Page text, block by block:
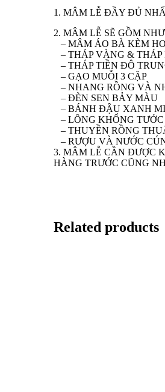
1. MÂM LỄ ĐẦY ĐỦ
2. MÂM LỄ SẼ GỒM
– MÂM ÁO BÀ KÈM
– THÁP VÀNG & THÁP
– THÁP TIỀN ĐÔ
– GẠO MUỖI 3 CẶP
– NHANG RỒNG VÀ
– ĐÈN SEN BẢY MÀU
– BÁNH ĐẬU XANH
– LÔNG KHỔNG TƯỚC
– THUYỀN RỒNG
– RƯỢU VÀ NƯỚC
3. MÂM LỄ CẦN ĐƯỢC
HÀNG TRƯỚC CŨNG
Related products